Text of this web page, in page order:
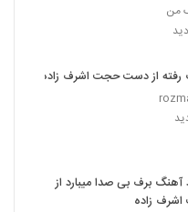
من
از دست حجت اشرف زاده
آهنگ برف بی صدا میبارد از
زاده